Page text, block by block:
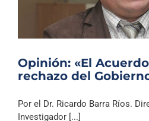
Opinión: «El
rechazo del
Por el Dr. Ricardo Barra Ríos.
Investigador [...]